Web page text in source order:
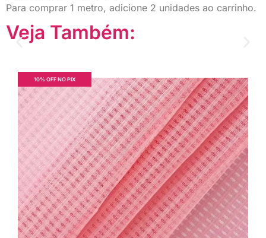
Para comprar 1 metro, adicione 2 unidades ao carrinho.
Veja Também:
10% OFF NO PIX